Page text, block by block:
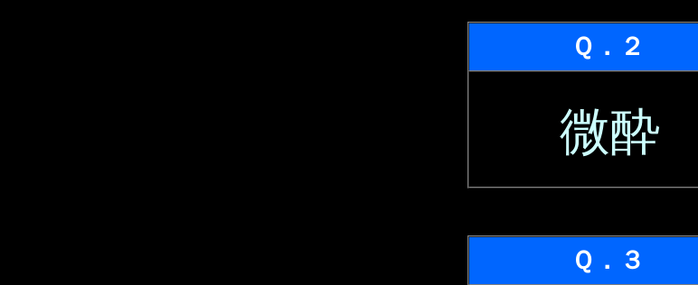
Ｑ．２
微酔
Ｑ．３